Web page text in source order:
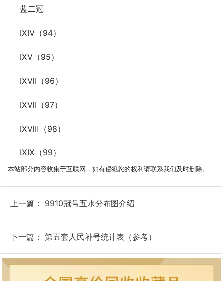
蓝二冠
ⅨⅣ（94）
ⅨⅤ（95）
ⅨⅦ（96）
ⅨⅦ（97）
ⅨⅧ（98）
ⅨⅨ（99）
本站部分内容收集于互联网，如有侵犯您的权利请联系我们及时删除。
上一篇： 9910冠号五水分布图介绍
下一篇： 第五套人民补号统计表（参考）